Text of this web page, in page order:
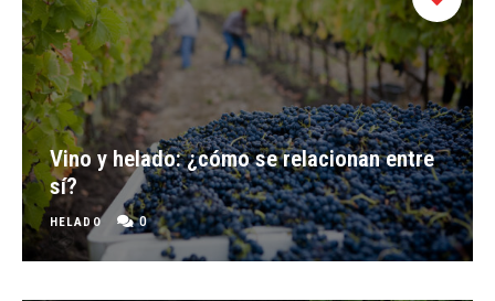
Vino y helado: ¿cómo se relacionan entre
sí?
HELADO 0